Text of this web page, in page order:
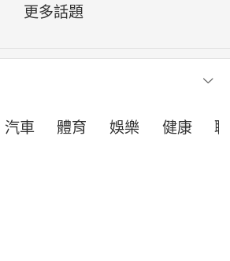
更多話題
汽車 體育 娛樂 健康